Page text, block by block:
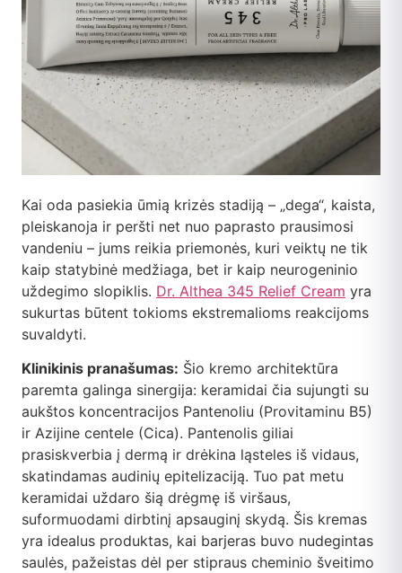
Kai oda pasiekia ūmią krizės stadiją – „dega“, kaista,
pleiskanoja ir peršti net nuo paprasto prausimosi
vandeniu – jums reikia priemonės, kuri veiktų ne tik
kaip statybinė medžiaga, bet ir kaip neurogeninio
uždegimo slopiklis. Dr. Althea 345 Relief Cream yra
sukurtas būtent tokioms ekstremalioms reakcijoms
suvaldyti.
Klinikinis pranašumas: Šio kremo architektūra
paremta galinga sinergija: keramidai čia sujungti su
aukštos koncentracijos Pantenoliu (Provitaminu B5)
ir Azijine centele (Cica). Pantenolis giliai
prasiskverbia į dermą ir drėkina ląsteles iš vidaus,
skatindamas audinių epitelizaciją. Tuo pat metu
keramidai uždaro šią drėgmę iš viršaus,
suformuodami dirbtinį apsauginį skydą. Šis kremas
yra idealus produktas, kai barjeras buvo nudegintas
saulės, pažeistas dėl per stipraus cheminio šveitimo